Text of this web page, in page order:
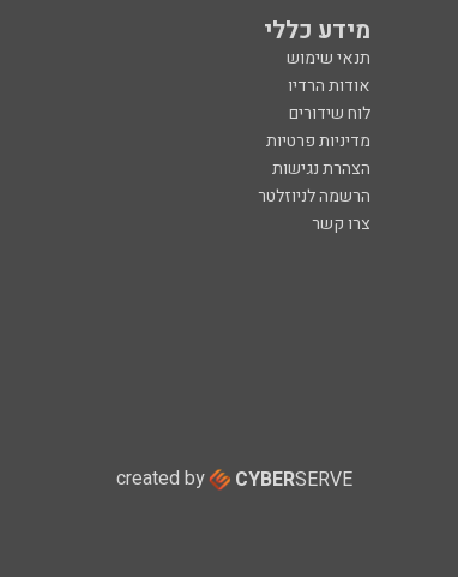
מידע כללי
תנאי שימוש
אודות הרדיו
לוח שידורים
מדיניות פרטיות
הצהרת נגישות
הרשמה לניוזלטר
צרו קשר
created by CYBERSERVE